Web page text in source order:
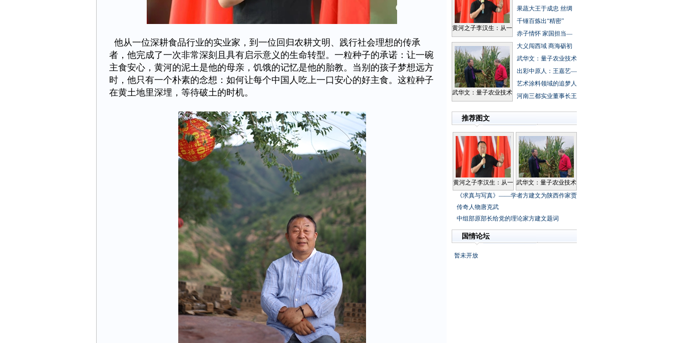
他从一位深耕食品行业的实业家，到一位回归农耕文明、践行社会理想的传承
者，他完成了一次非常深刻且具有启示意义的生命转型。一粒种子的承诺：让一碗
主食安心，黄河的泥土是他的母亲，饥饿的记忆是他的胎教。当别的孩子梦想远方
时，他只有一个朴素的念想：如何让每个中国人吃上一口安心的好主食。这粒种子
在黄土地里深埋，等待破土的时机。
黄河之子李汉生：从一
武华文：量子农业技术
果蔬大王于成忠丝绸
千锤百炼出“精密”
赤子情怀家国担当—
大义闯西域商海砺初
武华文：量子农业技术
出彩中原人：王嘉艺—
艺术涂料领域的追梦人
河南三都实业董事长王
推荐图文
黄河之子李汉生：从一 武华文：量子农业技术
《求真与写真》——学者方建文为陕西作家贾
传奇人物唐克武
中组部原部长给党的理论家方建文题词
国情论坛
暂未开放